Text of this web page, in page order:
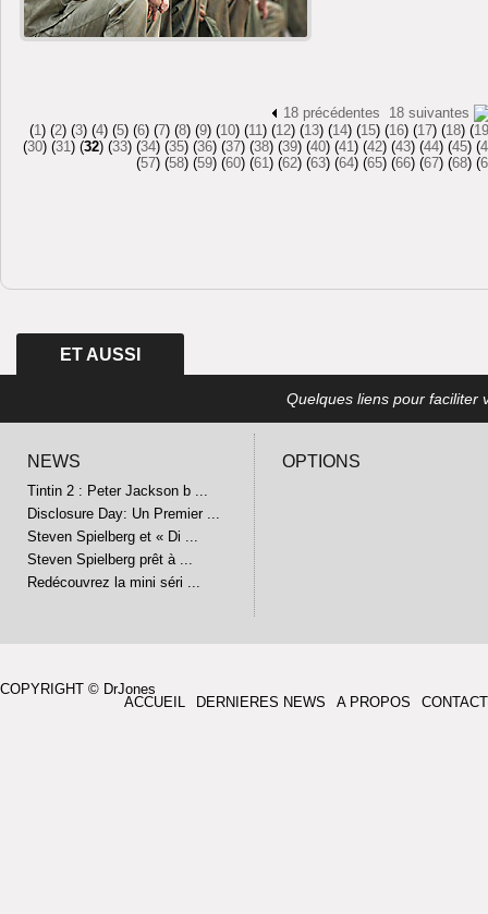
18 précédentes
18 suivantes
(1) (2) (3) (4) (5) (6) (7) (8) (9) (10) (11) (12) (13) (14) (15) (16) (17) (18) (19
(30) (31) (32) (33) (34) (35) (36) (37) (38) (39) (40) (41) (42) (43) (44) (45) (
(57) (58) (59) (60) (61) (62) (63) (64) (65) (66) (67) (68) (
ET AUSSI
Quelques liens pour faciliter
NEWS
Tintin 2 : Peter Jackson b ...
Disclosure Day: Un Premier ...
Steven Spielberg et « Di ...
Steven Spielberg prêt à ...
Redécouvrez la mini séri ...
OPTIONS
COPYRIGHT © DrJones
ACCUEIL
DERNIERES NEWS A PROPOS CONTACT